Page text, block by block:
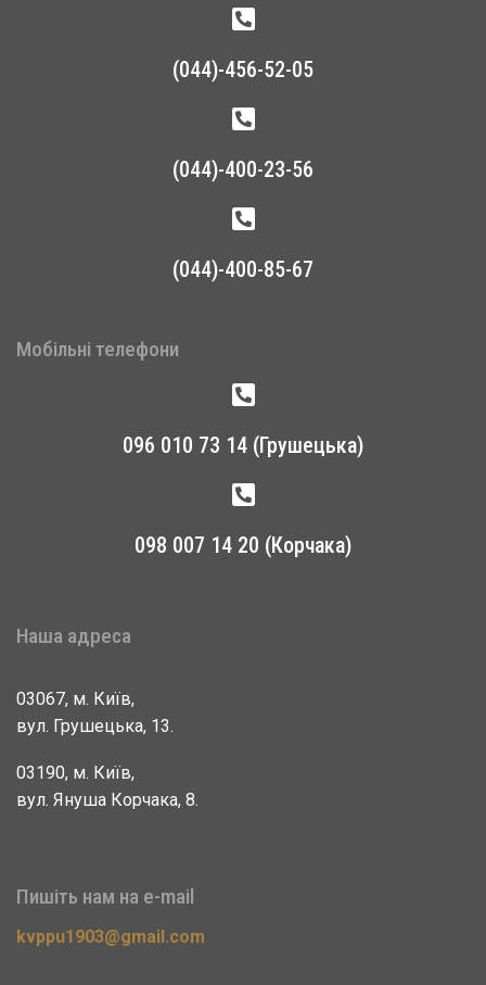
(044)-456-52-05
(044)-400-23-56
(044)-400-85-67
Мобільні телефони
096 010 73 14 (Грушецька)
098 007 14 20 (Корчака)
Наша адреса
03067, м. Київ,
вул. Грушецька, 13.
03190, м. Київ,
вул. Януша Корчака, 8.
Пишіть нам на e-mail
kvppu1903@gmail.com